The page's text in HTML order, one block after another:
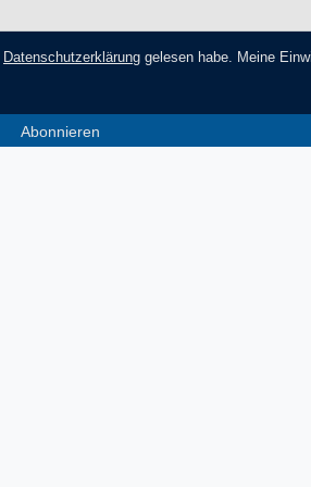
Daten­schutz­erklärung gelesen habe. Meine
Abonnieren